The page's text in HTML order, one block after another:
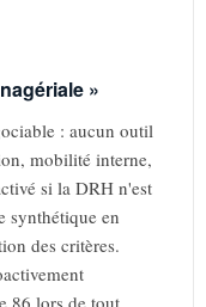
»
: aucun outil
mobilité interne,
si la DRH n'est
synthétique en
des critères.
86 lors de tout